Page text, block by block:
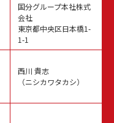
国分グループ本社株式
会社
東京都中央区日本橋1-
1-1
西川 貴志
（ニシカワタカシ）